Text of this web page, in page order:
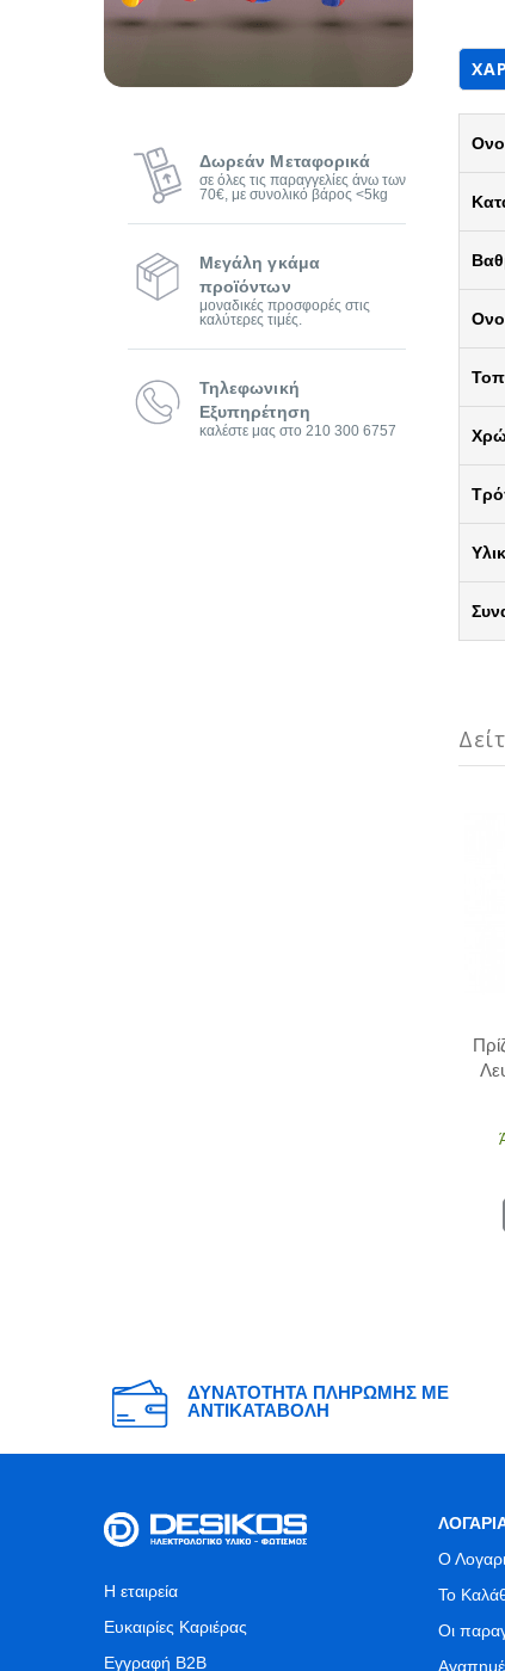
Δωρεάν Μεταφορικά
σε όλες τις παραγγελίες άνω των
70€, με συνολικό βάρος <5kg
Μεγάλη γκάμα
προϊόντων
μοναδικές προσφορές στις
καλύτερες τιμές.
Τηλεφωνική
Εξυπηρέτηση
καλέστε μας στο 210 300 6757
ΔΥΝΑΤΟΤΗΤΑ ΠΛΗΡΩΜΗΣ ΜΕ
ΑΝΤΙΚΑΤΑΒΟΛΗ
Η εταιρεία
Ευκαιρίες Καριέρας
Εγγραφή B2B
Ο
Το
Οι